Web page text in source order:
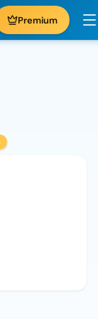
Premium